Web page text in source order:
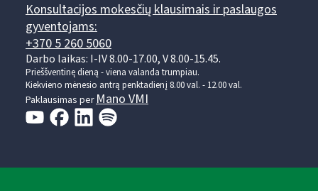
Konsultacijos mokesčių klausimais ir paslaugos
gyventojams:
+370 5 260 5060
Darbo laikas: I-IV 8.00-17.00, V 8.00-15.45.
Prieššventinę dieną - viena valanda trumpiau.
Kiekvieno mėnesio antrą penktadienį 8.00 val. - 12.00 val.
Paklausimas perMano VMI